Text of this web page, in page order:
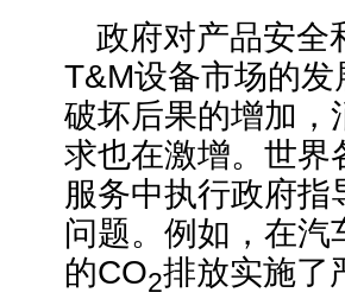
政府对产品安全
T&M设备市场的
破坏后果的增加，
求也在激增。世界
服务中执行政府
问题。例如，在
的CO2排放实施了